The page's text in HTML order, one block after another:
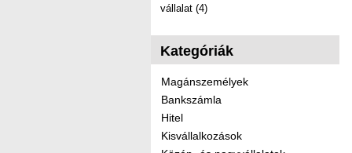
vállalat (4)
Kategóriák
Magánszemélyek
Bankszámla
Hitel
Kisvállalkozások